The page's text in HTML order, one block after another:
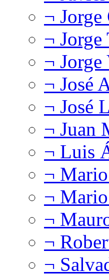
¬ Jorge
¬ Jorge
¬ Jorge
¬ José
¬ José
¬ Juan
¬ Luis
¬
¬
¬
¬
¬